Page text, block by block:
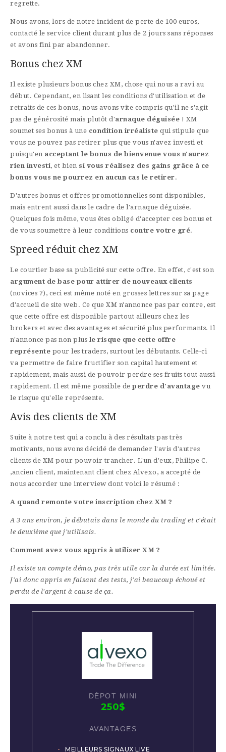
regrette.
Nous avons, lors de notre incident de perte de 100 euros,
contacté le service client durant plus de 2 jours sans réponses
et avons fini par abandonner.
Bonus chez XM
Il existe plusieurs bonus chez XM, chose qui nous a ravi au
début. Cependant, en lisant les conditions d'utilisation et de
retraits de ces bonus, nous avons vite compris qu'il ne s'agit
pas de générosité mais plutôt d'arnaque déguisée ! XM
soumet ses bonus à une condition irréaliste qui stipule que
vous ne pouvez pas retirer plus que vous n'avez investi et
puisqu'en acceptant le bonus de bienvenue vous n'aurez
rien investi, et bien si vous réalisez des gains grâce à ce
bonus vous ne pourrez en aucun cas le retirer.
D'autres bonus et offres promotionnelles sont disponibles,
mais entrent aussi dans le cadre de l'arnaque déguisée.
Quelques fois même, vous êtes obligé d'accepter ces bonus et
de vous soumettre à leur conditions contre votre gré.
Spreed réduit chez XM
Le courtier base sa publicité sur cette offre. En effet, c'est son
argument de base pour attirer de nouveaux clients
(novices ?), ceci est même noté en grosses lettres sur sa page
d'accueil de site web. Ce que XM n'annonce pas par contre, est
que cette offre est disponible partout ailleurs chez les
brokers et avec des avantages et sécurité plus performants. Il
n'annonce pas non plus le risque que cette offre
représente pour les traders, surtout les débutants. Celle-ci
va permettre de faire fructifier son capital hautement et
rapidement, mais aussi de pouvoir perdre ses fruits tout aussi
rapidement. Il est même possible de perdre d'avantage vu
le risque qu'elle représente.
Avis des clients de XM
Suite à notre test qui a conclu à des résultats pas très
motivants, nous avons décidé de demander l'avis d'autres
clients de XM pour pouvoir trancher. L'un d'eux, Philipe C.
,ancien client, maintenant client chez Alvexo, a accepté de
nous accorder une interview dont voici le résumé :
A quand remonte votre inscription chez XM ?
A 3 ans environ, je débutais dans le monde du trading et c'était
le deuxième que j'utilisais.
Comment avez vous appris à utiliser XM ?
Il existe un compte démo, pas très utile car la durée est limitée.
J'ai donc appris en faisant des tests, j'ai beaucoup échoué et
perdu de l'argent à cause de ça.
250$
MEILLEURS SIGNAUX LIVE